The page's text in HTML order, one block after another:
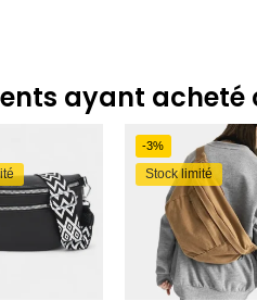
ayant
-3%
Stock limité